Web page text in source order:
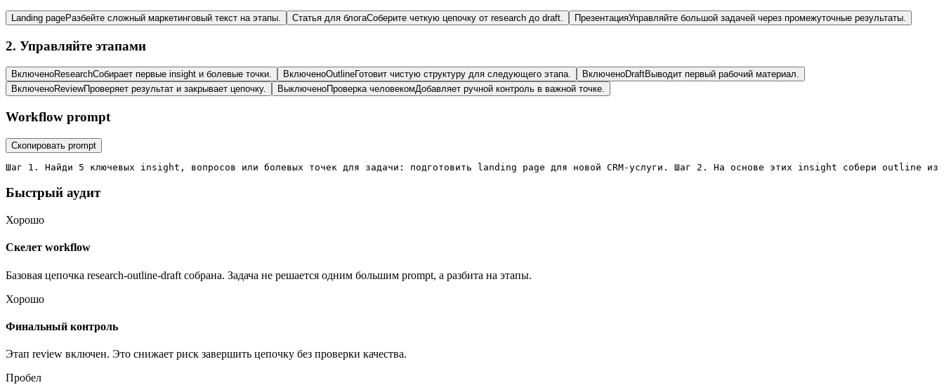
Landing pageРазбейте сложный маркетинговый текст на этапы. Статья для блогаСоберите четкую цепочку от research до draft. ПрезентацияУправляйте большой задачей через промежуточные результаты.
2. Управляйте этапами
ВключеноResearchСобирает первые insight и болевые точки. ВключеноOutlineГотовит чистую структуру для следующего этапа. ВключеноDraftВыводит первый рабочий материал.
ВключеноReviewПроверяет результат и закрывает цепочку. ВыключеноПроверка человекомДобавляет ручной контроль в важной точке.
Workflow prompt
Скопировать prompt
Шаг 1. Найди 5 ключевых insight, вопросов или болевых точек для задачи: подготовить landing page для новой CRM-услуги. Шаг 2. На основе этих insight собери
Быстрый аудит
Хорошо
Скелет workflow
Базовая цепочка research-outline-draft собрана. Задача не решается одним большим prompt, а разбита на этапы.
Хорошо
Финальный контроль
Этап review включен. Это снижает риск завершить цепочку без проверки качества.
Пробел